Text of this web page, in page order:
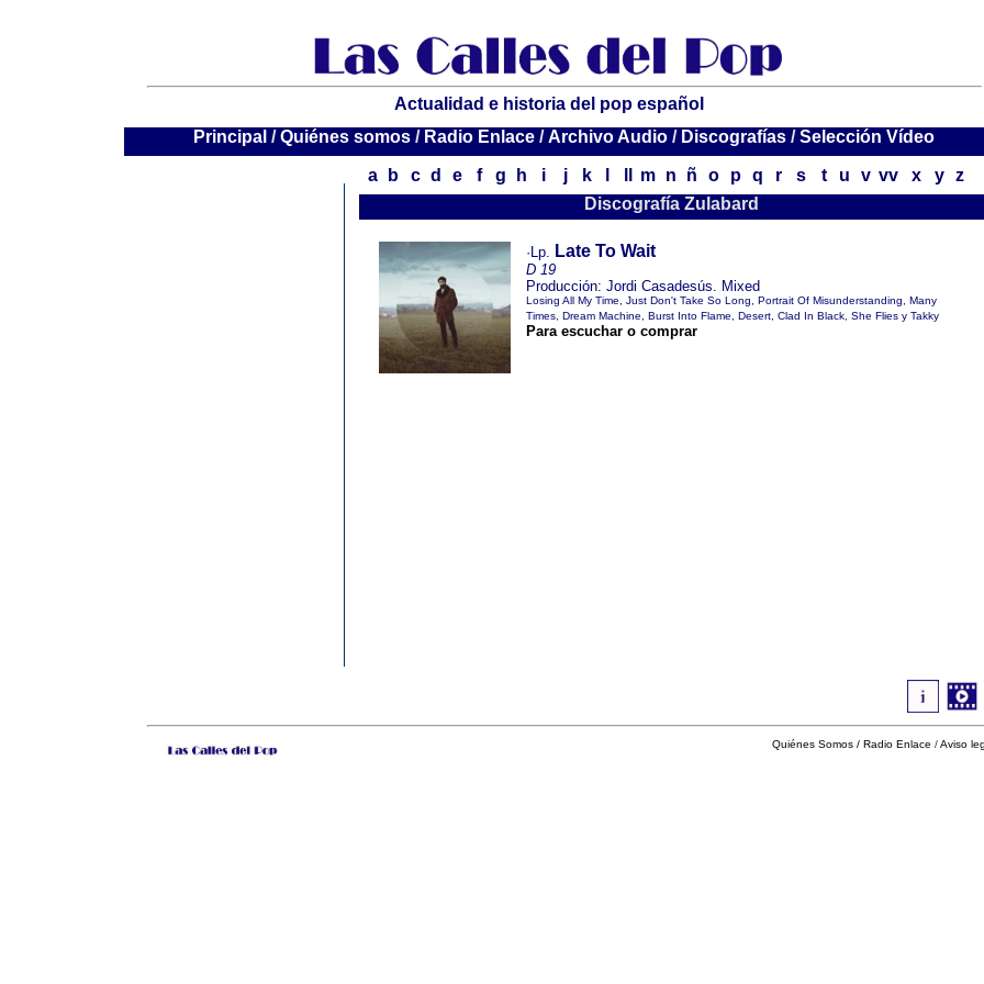
Quiénes Somos / Radio Enlace /Aviso
Principal / Quiénes somos / Radio Enlace / Archivo Audio / Discografías /Selección Vídeo
Actualidad e historia del pop español
Discografía Zulabard
a b c d e f g h i j k m n ñ o p q r s t u v vv x y z
·Lp. Late To Wait
D 19
Producción: Jordi Casadesús. Mixed
Losing All My Time, Just Don't Take So Long, Portrait Of Misunderstanding, Many
Times, Dream Machine, Burst Into Flame, Desert, Clad In Black, She Flies y Takky
Para escuchar o comprar